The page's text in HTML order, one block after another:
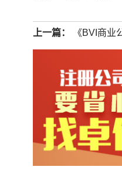
上一篇： 《BVI商业